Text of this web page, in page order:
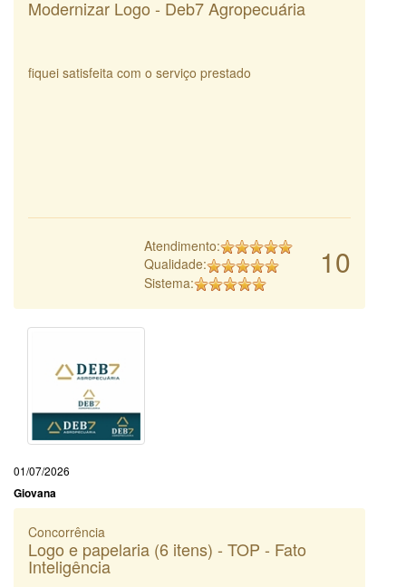
Modernizar Logo - Deb7 Agropecuária
fiquei satisfeita com o serviço prestado
10
Atendimento:
Qualidade:
Sistema:
01/07/2026
Giovana
Concorrência
Logo e papelaria (6 itens) - TOP - Fato
Inteligência